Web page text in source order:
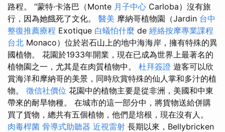
路程。 “蒙特·卡洛巴（Monte 月子中心 Carloba）沒有旅
行，因為她餓死了文化。 醫美 摩納哥植物園（Jardin 台中
整復推薦療程 Exotique 白蟻怕什麼 de 經絡按摩專業課程
台北 Monaco）位於岩石山上的地中海海岸，擁有特殊的異
國植物。 花園於1933年開業，現在已成為世界上最著名的
植物園之一，尤其是在肉質植物中。 杜拜簽證 遊客可以欣
賞海洋和摩納哥的美景，同時欣賞特殊的仙人掌和多汁的植
物。 徵信社價位 花園中的植物主要是從非洲，美國和中東
帶來的耐旱物種。 在城市的這一部分中，將貨物送給併購
買了貨物，總共有五個植物，他們是培根，現在沒有人。
肉毒桿菌 骨導式助聽器 近視雷射 長期以來，Bellybricken